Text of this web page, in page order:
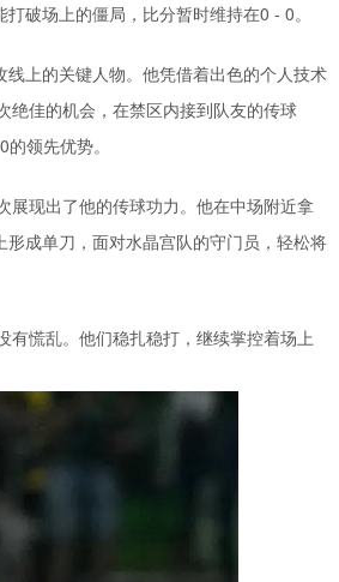
破场上的僵局，比分暂时维持在0 - 0。
上的关键人物。他凭借着出色的个人技术
绝佳的机会，在禁区内接到队友的传球
领先优势。
展现出了他的传球功力。他在中场附近拿
成单刀，面对水晶宫队的守门员，轻松将
有慌乱。他们稳扎稳打，继续掌控着场上